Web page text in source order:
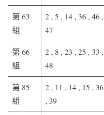
第 63
組
2 , 5 , 14 , 36 , 46 ,
47
第 66
組
2 , 8 , 23 , 25 , 33 ,
48
第 85
組
2 , 11 , 14 , 15 , 36
, 39